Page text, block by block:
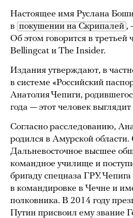
Настоящее имя Руслана
в покушении на Скрипалей ,
Об этом говорится в третьей
Bellingcat и The Insider.
Издания утверждают, в
в системе «Российский
Анатолия Чепиги,
года — этот человек
Согласно расследованию,
родился в Амурской
Дальневосточное высшее
командное училище и
бригаду спецназа ГРУ.
в командировке в Чечне и
полковника. В 2014 году
Путин присвоил ему звание